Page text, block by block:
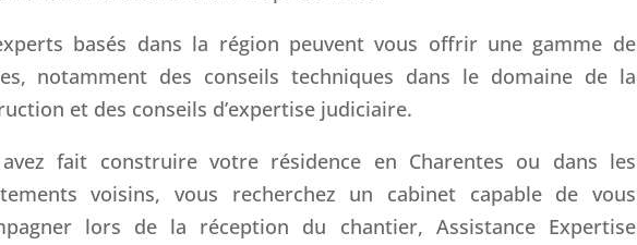
basés dans la région peuvent vous offrir une gamme de
notamment des conseils techniques dans le domaine de la
et des conseils d’expertise judiciaire.
fait construire votre résidence en Charentes ou dans les
voisins, vous recherchez un cabinet capable de vous
lors de la réception du chantier, Assistance Expertise